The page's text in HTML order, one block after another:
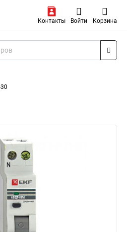
Контакты Войти Корзина